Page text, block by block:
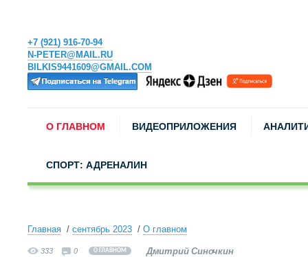
+7 (921) 916-70-94
N-PETER@MAIL.RU
BILKIS9441609@GMAIL.COM
О ГЛАВНОМ ВИДЕОПРИЛОЖЕНИЯ
СПОРТ: АДРЕНАЛИН
Главная сентябрь 2023 О главном
333 0 О ГЛАВНОМ Дмитрий Синочкин